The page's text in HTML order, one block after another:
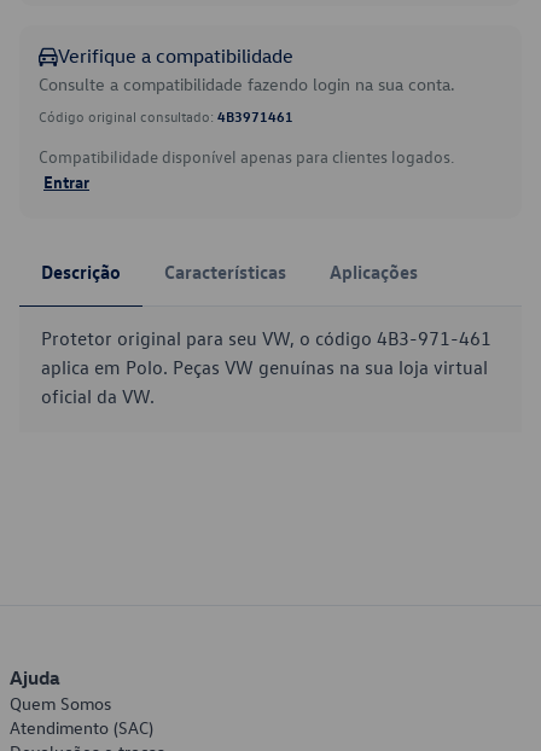
Verifique a compatibilidade
Consulte a compatibilidade fazendo login na sua conta.
Código original consultado: 4B3971461
Compatibilidade disponível apenas para clientes logados.
Entrar
Descrição Características Aplicações
Protetor original para seu VW, o código 4B3-971-461
aplica em Polo. Peças VW genuínas na sua loja virtual
oficial da VW.
Ajuda
Quem Somos
Atendimento (SAC)